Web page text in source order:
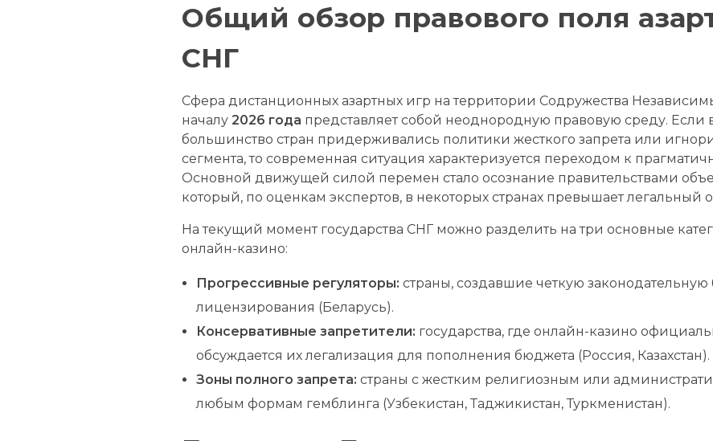
Общий обзор правового поля
СНГ
Сфера дистанционных азартных игр на территории Содружества
началу2026 года представляет собой неоднородную правовую среду. Если
большинство стран придерживались политики жесткого запрета или
сегмента, то современная ситуация характеризуется переходом к
Основной движущей силой перемен стало осознание правительствами
который, по оценкам экспертов, в некоторых странах превышает легальный
На текущий момент государства СНГ можно разделить на три основные
онлайн-казино:
Прогрессивные регуляторы: страны, создавшие четкую законодательную
лицензирования (Беларусь).
Консервативные запретители: государства, где онлайн-казино
обсуждается их легализация для пополнения бюджета (Россия, Казахстан).
Зоны полного запрета: страны с жестким религиозным или
любым формам гемблинга (Узбекистан, Таджикистан, Туркменистан).